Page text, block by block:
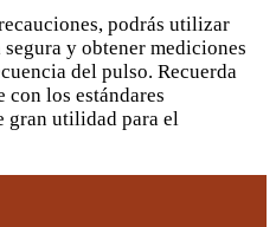
podrás utilizar
y obtener mediciones
del pulso. Recuerda
los estándares
gran utilidad para el